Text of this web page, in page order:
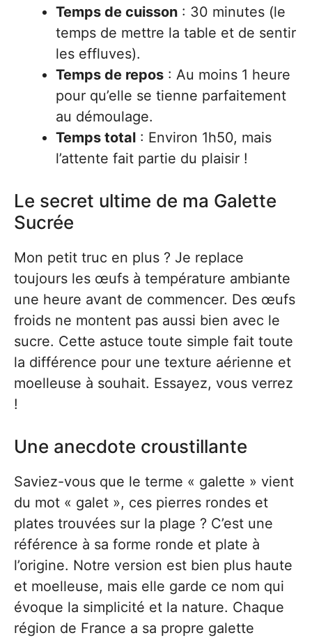
Temps de cuisson : 30 minutes (le
temps de mettre la table et de sentir
les effluves).
Temps de repos : Au moins 1 heure
pour qu’elle se tienne parfaitement
au démoulage.
Temps total : Environ 1h50, mais
l’attente fait partie du plaisir !
Le secret ultime de ma Galette
Sucrée
Mon petit truc en plus ? Je replace
toujours les œufs à température ambiante
une heure avant de commencer. Des œufs
froids ne montent pas aussi bien avec le
sucre. Cette astuce toute simple fait toute
la différence pour une texture aérienne et
moelleuse à souhait. Essayez, vous verrez
!
Une anecdote croustillante
Saviez-vous que le terme « galette » vient
du mot « galet », ces pierres rondes et
plates trouvées sur la plage ? C’est une
référence à sa forme ronde et plate à
l’origine. Notre version est bien plus haute
et moelleuse, mais elle garde ce nom qui
évoque la simplicité et la nature. Chaque
région de France a sa propre galette